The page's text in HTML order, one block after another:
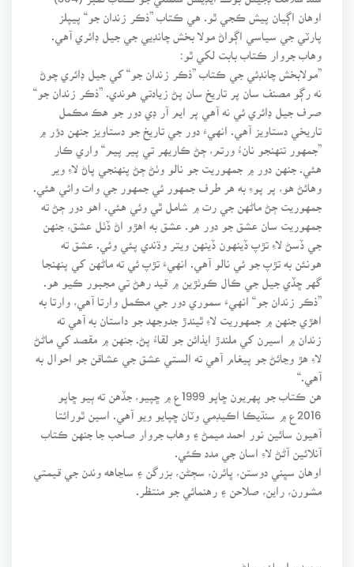
اوهان اڳيان پيش ڪجي ٿو. هي ڪتاب ”ذڪر زندان جو“ پيپلز
پارٽي جي سياسي اڳواڻ مولا بخش چانڊيي جي جيل ڊائري آهي.
وهاب جروار ڪتاب بابت لکي ٿو:
”مولابخش چانڊئي جي ڪتاب ”ذڪر زندان جو“ کي جيل ڊائري چوڻ
نه رڳو مصنف سان پر تاريخ سان پڻ زيادتي هوندي. ”ذڪر زندان جو“
صرف جيل ڊائري ئي نه آهي پر ايم آر ڊي دور جو هڪ مڪمل
تاريخي دستاويز آهي. انهيءَ دور جي تاريخ جو دستاويز جنهن دؤر ۾
”جمهور تنهنجو نانءُ ورتم، ڄڻ ڪاريهر تي پير پيم“ واري ڪار
هئي. جنهن دور ۾ جمهوريت جو نالو وٺڻ ڄڻ پنهنجي پاڻ لاءِ وير
وهائڻ هو، پر پوءِ به هر طرف جمهور ئي جمهور جي وات وائي هئي.
جمهوريت ڄڻ ماڻهن جي رت ۾ شامل ٿي وئي هئي. اهو دور ڄڻ ته
جمهوريت سان عشق جو دور هو. عشق به اهڙو اڻ ڏٺل عشق، جنهن
جي ڏسڻ لاءِ تڙپ ڏينهون ڏينهن ويتر وڌندي پئي وئي. عشق ته
هونئن به تڙپ جو ئي نالو آهي. انهيءَ تڙپ ئي ته ماڻهن کي پنهنجا
گهر ڇڏي جيل جي ڪال ڪوٺڙين ۾ قيد رهڻ تي مجبور ڪيو هو.
”ذڪر زندان جو“ انهيءَ سموري دور جي مڪمل وارتا آهي، وارتا به
اهڙي جنهن ۾ جمهوريت لاءِ ٿيندڙ جدوجهد جو داستان به آهي ته
زندان ۾ اسيرن کي ملندڙ ايذائن جو لقاءُ پڻ. جنهن ۾ مقصد کي ماڻڻ
لاءِ هڙ وڃائڻ جو پيغام آهي ته الستي عشق جي عشاقن جو احوال به
آهي.“
هن ڪتاب جو پهريون ڇاپو 1999ع ۾ ڇپيو، جڏهن ته ٻيو ڇاپو
2016ع ۾ سنڌيڪا اڪيڊمي وٽان ڇپايو ويو آهي. اسين ٿورائتا
آهيون سائين نور احمد ميمڻ ۽ وهاب جروار صاحب جا جنهن ڪتاب
آنلائين آڻڻ لاءِ اسان جي مدد ڪئي.
اوهان سڀني دوستن، ڀائرن، سڄڻن، بزرگن ۽ ساڃاهه وندن جي قيمتي
مشورن، راين، صلاحن ۽ رهنمائي جو منتظر.
محمد سليمان وساڻ